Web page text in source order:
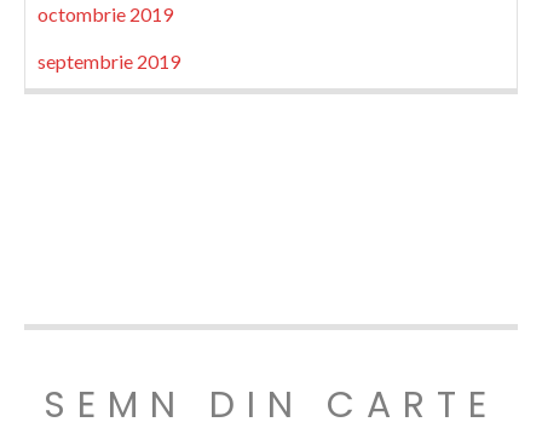
octombrie 2019
septembrie 2019
SEMN DIN CARTE